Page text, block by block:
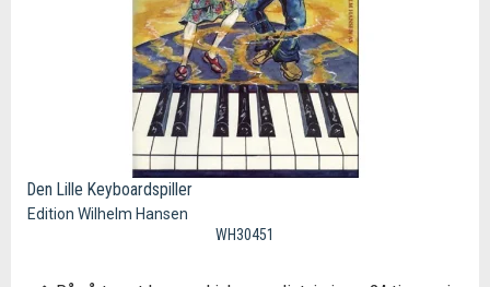
Den Lille Keyboardspiller
Edition Wilhelm Hansen
WH30451